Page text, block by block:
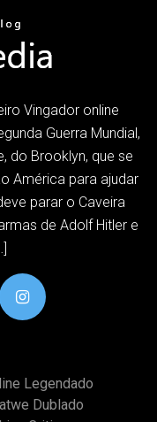
Vingador online
Guerra Mundial,
do Brooklyn, que se
América para ajudar
parar o Caveira
de Adolf Hitler e
Legendado
Dublado